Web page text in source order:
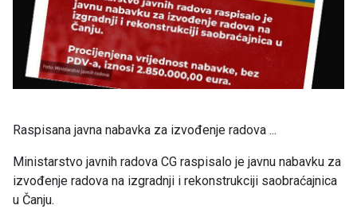
Raspisana javna nabavka za izvođenje radova ...
Ministarstvo javnih radova CG raspisalo je javnu nabavku za
izvođenje radova na izgradnji i rekonstrukciji saobraćajnica
u Čanju.